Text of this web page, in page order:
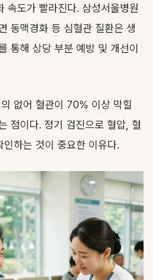
속도가 빨라진다. 삼성서울병원
동맥경화 등 심혈관 질환은 생
통해 상당 부분 예방 및 개선이
없어 혈관이 70% 이상 막힐
점이다. 정기 검진으로 혈압, 혈
하는 것이 중요한 이유다.